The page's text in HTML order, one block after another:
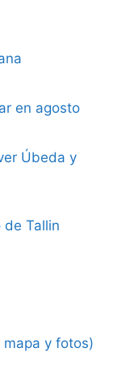
en agosto
Úbeda y
de Tallin
mapa y fotos)